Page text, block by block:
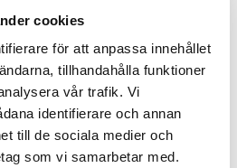
cookies
för att anpassa innehållet
tillhandahålla funktioner
vår trafik. Vi
identifierare och annan
till de sociala medier och
som vi samarbetar med.